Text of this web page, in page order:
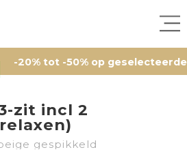
tot -50% op geselecteerde
zit incl 2
gespikkeld